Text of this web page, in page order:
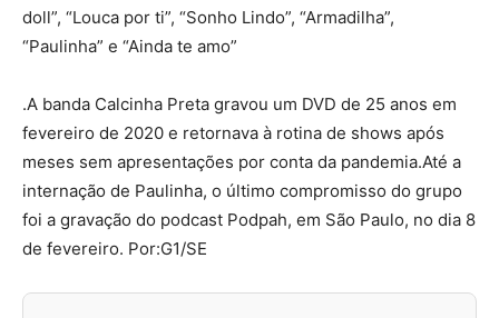
doll”, “Louca por ti”, “Sonho Lindo”, “Armadilha”,
“Paulinha” e “Ainda te amo”
.A banda Calcinha Preta gravou um DVD de 25 anos em
fevereiro de 2020 e retornava à rotina de shows após
meses sem apresentações por conta da pandemia.Até a
internação de Paulinha, o último compromisso do grupo
foi a gravação do podcast Podpah, em São Paulo, no dia 8
de fevereiro. Por:G1/SE